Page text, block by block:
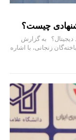
چیست؟
دیجیتال؟ به گزارش
زنجانی، با اشاره